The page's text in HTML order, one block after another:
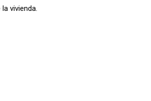
vivienda.